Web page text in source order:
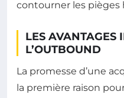
contourner les pièges
LES AVANTAGES
L’OUTBOUND
La promesse d’une
la première raison